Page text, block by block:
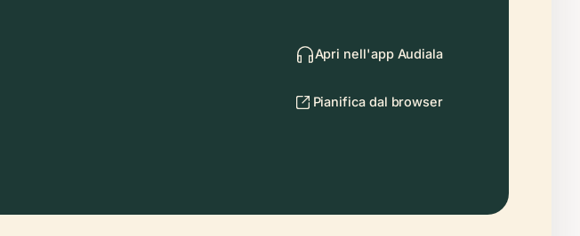
Apri nell'app Audiala
Pianifica dal browser